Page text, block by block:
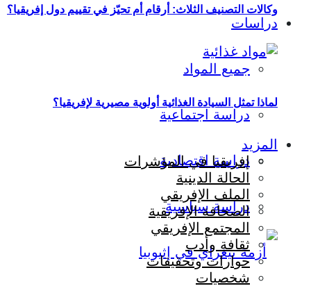
دراسات
جميع المواد
دراسة اجتماعية
دراسة اقتصادية
دراسة سياسية
وكالات التصنيف الثلاث: أرقام أم تحيّز في تقييم دول إفريقيا؟
لماذا تمثل السيادة الغذائية أولوية مصيرية لإفريقيا؟
المزيد
إفريقيا في المؤشرات
الحالة الدينية
الملف الإفريقي
الصحافة الإفريقية
المجتمع الإفريقي
ثقافة وأدب
حوارات وتحقيقات
شخصيات